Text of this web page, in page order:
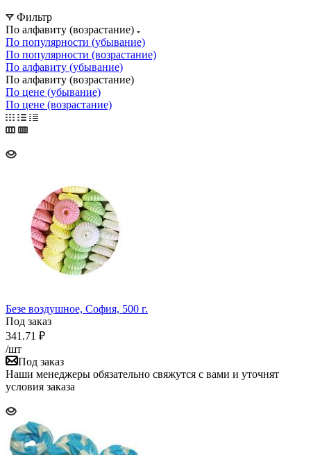
Фильтр
По алфавиту (возрастание)
По популярности (убывание)
По популярности (возрастание)
По алфавиту (убывание)
По алфавиту (возрастание)
По цене (убывание)
По цене (возрастание)
Безе воздушное, София, 500 г.
Под заказ
341.71 ₽
/шт
Под заказ
Наши менеджеры обязательно свяжутся с вами и уточнят
условия заказа